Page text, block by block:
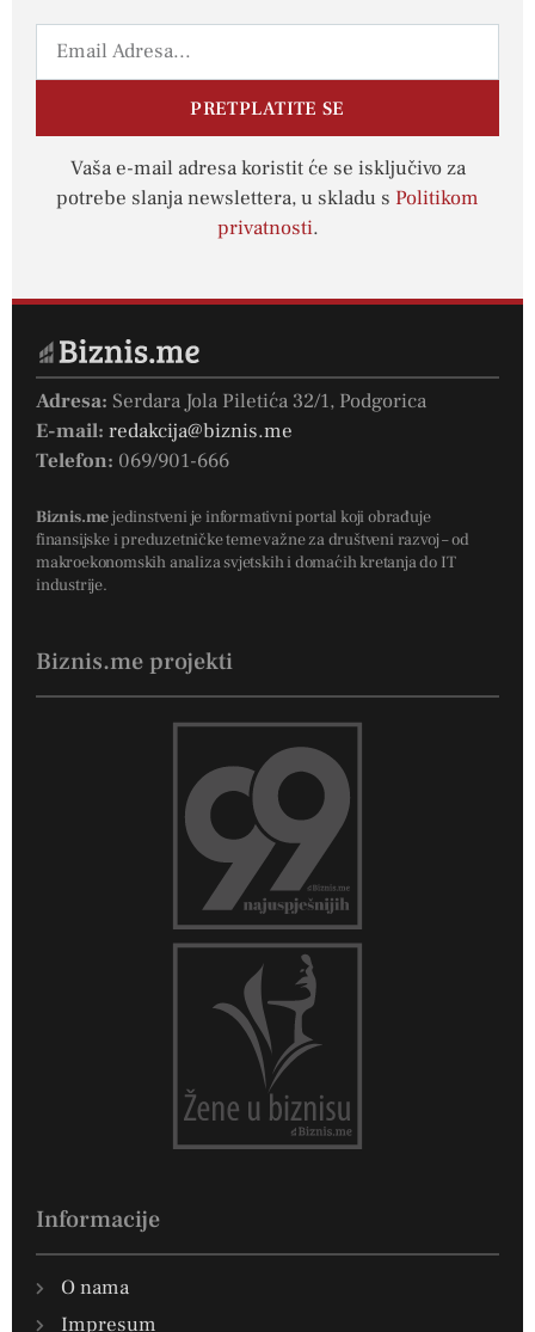
PRETPLATITE SE
Vaša e-mail adresa koristit će se isključivo za
potrebe slanja newslettera, u skladu s Politikom
privatnosti.
Adresa: Serdara Jola Piletića 32/1, Podgorica
E-mail: redakcija@biznis.me
Telefon: 069/901-666
Biznis.mejedinstveni je informativni portal koji obrađuje
finansijske i preduzetničke teme važne za društveni razvoj – od
makroekonomskih analiza svjetskih i domaćih kretanja do IT
industrije.
Biznis.me projekti
Informacije
O nama
Impresum